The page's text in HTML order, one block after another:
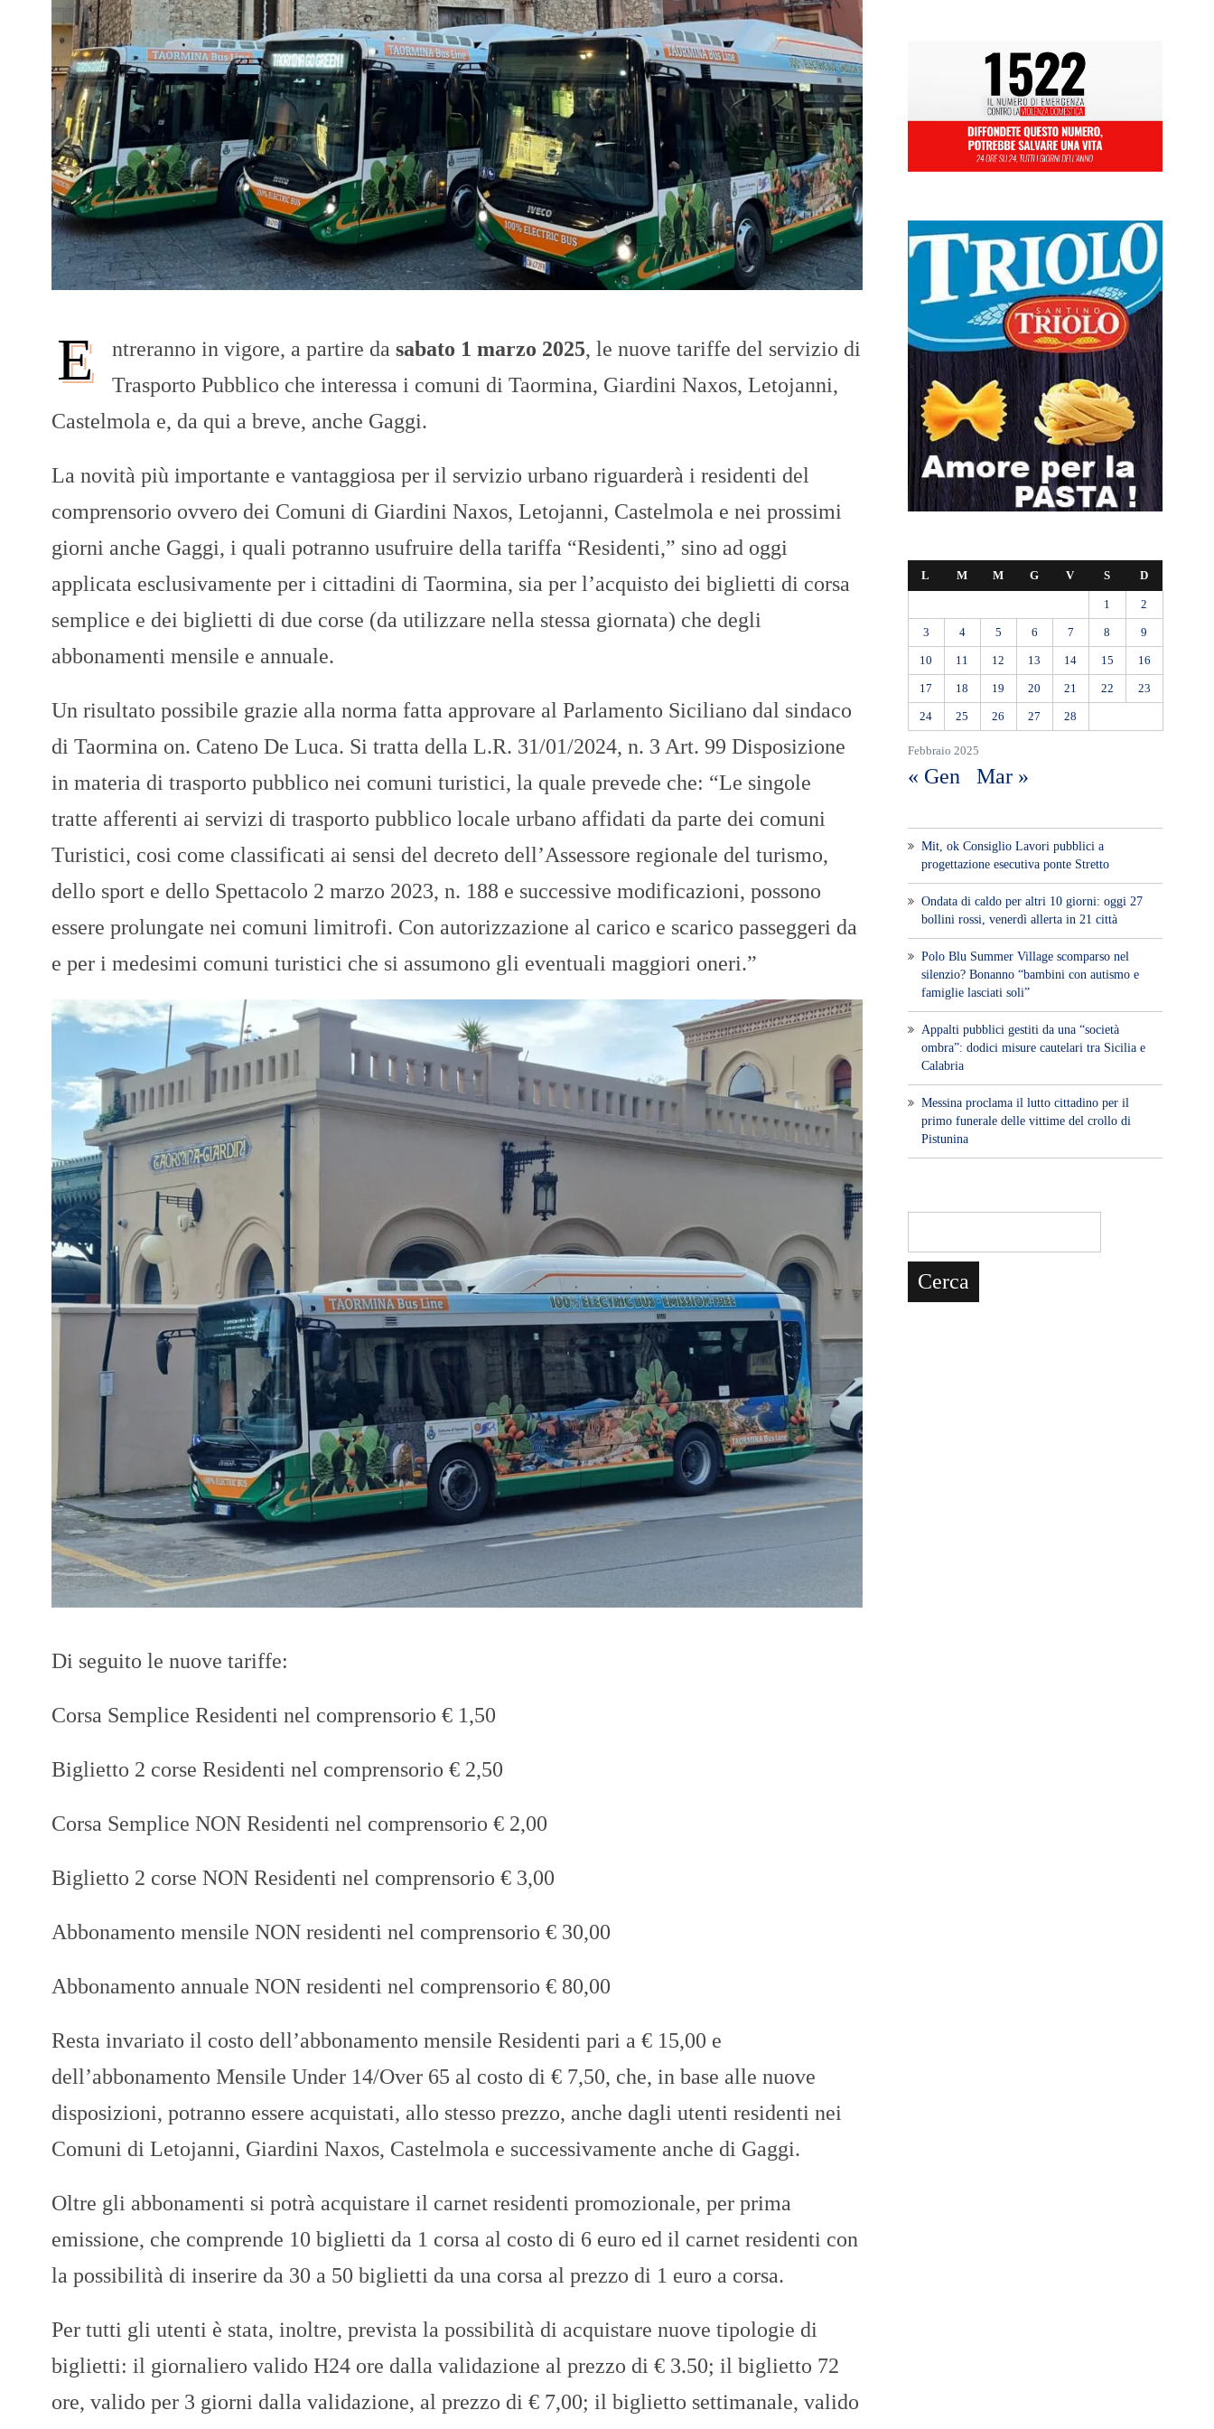
O
R
T
A
G
E
p
t
T
I
R
E
E ntreranno in vigore, a partire da sabato 1 marzo 2025, le nuove tariffe del servizio di
Trasporto Pubblico che interessa i comuni di Taormina, Giardini Naxos, Letojanni,
Castelmola e, da qui a breve, anche Gaggi.
La novità più importante e vantaggiosa per il servizio urbano riguarderà i residenti del
comprensorio ovvero dei Comuni di Giardini Naxos, Letojanni, Castelmola e nei prossimi
giorni anche Gaggi, i quali potranno usufruire della tariffa “Residenti,” sino ad oggi
applicata esclusivamente per i cittadini di Taormina, sia per l’acquisto dei biglietti di corsa
semplice e dei biglietti di due corse (da utilizzare nella stessa giornata) che degli
abbonamenti mensile e annuale.
Un risultato possibile grazie alla norma fatta approvare al Parlamento Siciliano dal sindaco
di Taormina on. Cateno De Luca. Si tratta della L.R. 31/01/2024, n. 3 Art. 99 Disposizione
in materia di trasporto pubblico nei comuni turistici, la quale prevede che: “Le singole
tratte afferenti ai servizi di trasporto pubblico locale urbano affidati da parte dei comuni
Turistici, cosi come classificati ai sensi del decreto dell’Assessore regionale del turismo,
dello sport e dello Spettacolo 2 marzo 2023, n. 188 e successive modificazioni, possono
essere prolungate nei comuni limitrofi. Con autorizzazione al carico e scarico passeggeri da
e per i medesimi comuni turistici che si assumono gli eventuali maggiori oneri.”
Di seguito le nuove tariffe:
Corsa Semplice Residenti nel comprensorio € 1,50
Biglietto 2 corse Residenti nel comprensorio € 2,50
Corsa Semplice NON Residenti nel comprensorio € 2,00
Biglietto 2 corse NON Residenti nel comprensorio € 3,00
Abbonamento mensile NON residenti nel comprensorio € 30,00
Abbonamento annuale NON residenti nel comprensorio € 80,00
Resta invariato il costo dell’abbonamento mensile Residenti pari a € 15,00 e
dell’abbonamento Mensile Under 14/Over 65 al costo di € 7,50, che, in base alle nuove
disposizioni, potranno essere acquistati, allo stesso prezzo, anche dagli utenti residenti nei
Comuni di Letojanni, Giardini Naxos, Castelmola e successivamente anche di Gaggi.
Oltre gli abbonamenti si potrà acquistare il carnet residenti promozionale, per prima
emissione, che comprende 10 biglietti da 1 corsa al costo di 6 euro ed il carnet residenti con
la possibilità di inserire da 30 a 50 biglietti da una corsa al prezzo di 1 euro a corsa.
Per tutti gli utenti è stata, inoltre, prevista la possibilità di acquistare nuove tipologie di
biglietti: il giornaliero valido H24 ore dalla validazione al prezzo di € 3.50; il biglietto 72
ore, valido per 3 giorni dalla validazione, al prezzo di € 7,00; il biglietto settimanale, valido
Febbraio 2025
L M M G V S D
1 2
3 4 5 6 7 8 9
10 11 12 13 14 15 16
17 18 19 20 21 22 23
24 25 26 27 28
« Gen Mar »
Mit, ok Consiglio Lavori pubblici a
progettazione esecutiva ponte Stretto
Ondata di caldo per altri 10 giorni: oggi 27
bollini rossi, venerdì allerta in 21 città
Polo Blu Summer Village scomparso nel
silenzio? Bonanno “bambini con autismo e
famiglie lasciati soli”
Appalti pubblici gestiti da una “società
ombra”: dodici misure cautelari tra Sicilia e
Calabria
Messina proclama il lutto cittadino per il
primo funerale delle vittime del crollo di
Pistunina